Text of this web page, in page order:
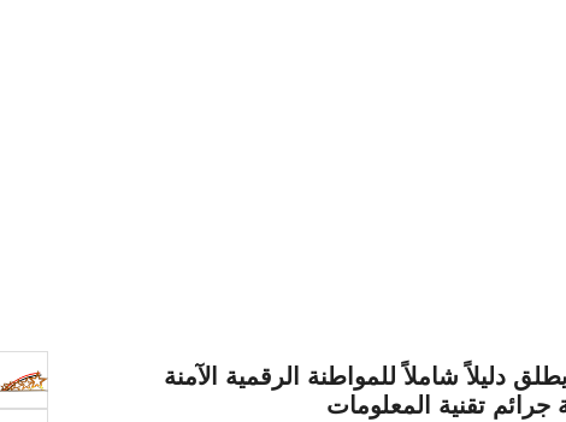
دليلاً شاملاً للمواطنة الرقمية الآمنة
جرائم تقنية المعلومات